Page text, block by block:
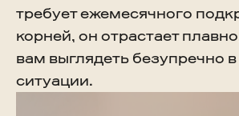
требует ежемесячного
корней, он отрастает
вам выглядеть безупречно
ситуации.